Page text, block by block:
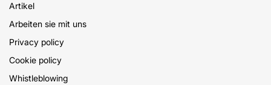
Artikel
Arbeiten sie mit uns
Privacy policy
Cookie policy
Whistleblowing